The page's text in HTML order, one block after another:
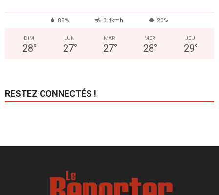
88% 3.4kmh 20%
DIM
28°
LUN
27°
MAR
27°
MER
28°
JEU
29°
RESTEZ CONNECTÉS !